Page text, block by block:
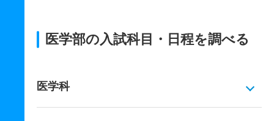
医学部の入試科目・日程を調べる
医学科